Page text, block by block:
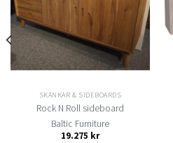
önskelistan
SKÄNKAR & SIDEBOARDS
Rock N Roll sideboard
Baltic Furniture
19.275 kr